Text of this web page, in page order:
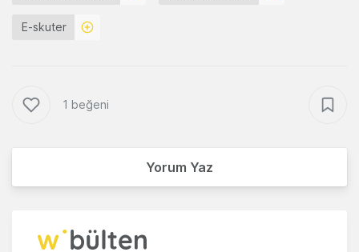
E-skuter
1 beğeni
Yorum Yaz